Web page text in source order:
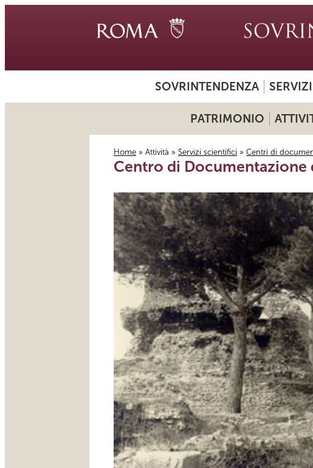
SOVRINTENDENZA
PATRIMONIO
Tu sei qui
Home » Attività » Servizi scientifici » Centri di
Centro di Documentazione